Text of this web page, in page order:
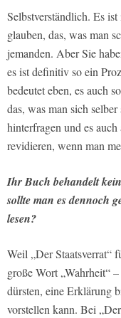
Selbstverständlich. Es
glauben, das, was man
jemanden. Aber Sie
es ist definitiv so ein
bedeutet eben, es auch
das, was man sich
hinterfragen und es
revidieren, wenn man
Ihr Buch behandelt
sollte man es dennoch
lesen?
Weil „Der Staatsverrat“
große Wort „Wahrheit“
dürsten, eine Erklärung
vorstellen kann. Bei